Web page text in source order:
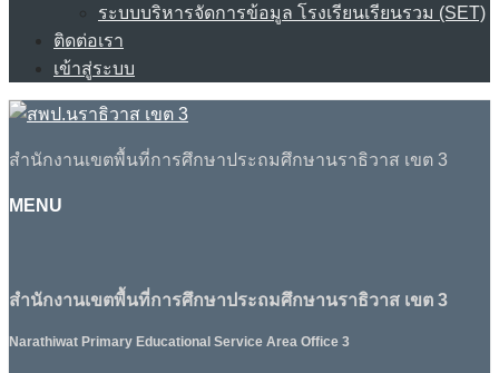
ระบบบริหารจัดการข้อมูล โรงเรียนเรียนรวม (SET)
ติดต่อเรา
เข้าสู่ระบบ
สำนักงานเขตพื้นที่การศึกษาประถมศึกษานราธิวาส เขต 3
MENU
สำนักงานเขตพื้นที่การศึกษาประถมศึกษานราธิวาส เขต 3
Narathiwat Primary Educational Service Area Office 3